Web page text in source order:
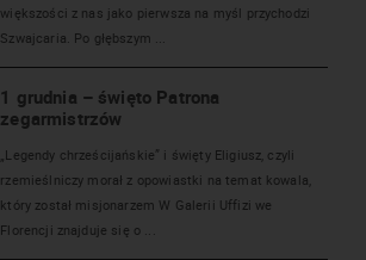
większości z nas jako pierwsza na myśl przychodzi
Szwajcaria. Po głębszym ...
1 grudnia – święto Patrona
zegarmistrzów
„Legendy chrześcijańskie” i święty Eligiusz, czyli
rzemieślniczy morał z opowiastki na temat kowala,
który został misjonarzem W Galerii Uffizi we
Florencji znajduje się o ...